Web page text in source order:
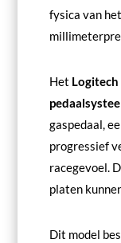
fysica van
Het
gaspedaal,
progressief
racegevoel.
platen
Dit model